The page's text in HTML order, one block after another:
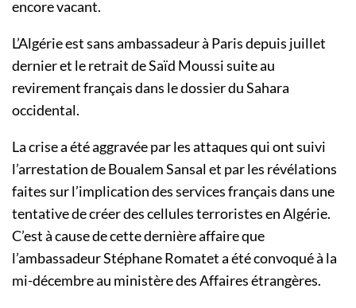
encore vacant.
L’Algérie est sans ambassadeur à Paris depuis juillet
dernier et le retrait de Saïd Moussi suite au
revirement français dans le dossier du Sahara
occidental.
La crise a été aggravée par les attaques qui ont suivi
l’arrestation de Boualem Sansal et par les révélations
faites sur l’implication des services français dans une
tentative de créer des cellules terroristes en Algérie.
C’est à cause de cette dernière affaire que
l’ambassadeur Stéphane Romatet a été convoqué à la
mi-décembre au ministère des Affaires étrangères.